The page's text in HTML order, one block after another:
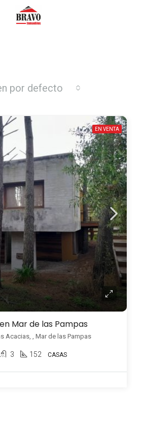
por defecto
EN VENTA
Mar de las Pampas
Acacias, , Mar de las Pampas
3 152 CASAS